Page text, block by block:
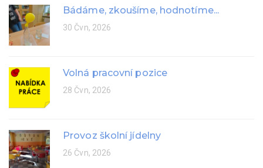
Bádáme, zkoušíme, hodnotíme...
30 Čvn, 2026
Volná pracovní pozice
28 Čvn, 2026
Provoz školní jídelny
26 Čvn, 2026